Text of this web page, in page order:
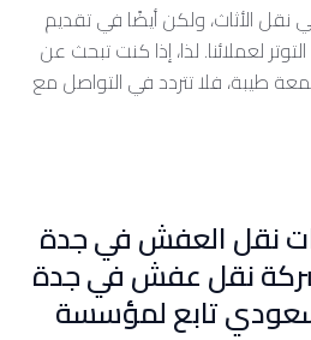
الأثاث، ولكن أيضًا في تقديم
لعملائنا. لذا، إذا كنت تبحث عن
طيبة، فلا تتردد في التواصل مع
نقل العفش في جدة
نقل عفش في جدة
تابع لمؤسسة